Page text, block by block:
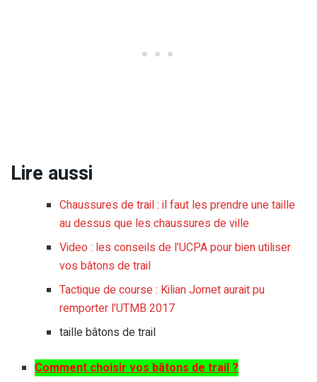
Lire aussi
Chaussures de trail : il faut les prendre une taille
au dessus que les chaussures de ville
Video : les conseils de l’UCPA pour bien utiliser
vos bâtons de trail
Tactique de course : Kilian Jornet aurait pu
remporter l’UTMB 2017
taille bâtons de trail
Comment choisir vos bâtons de trail ?